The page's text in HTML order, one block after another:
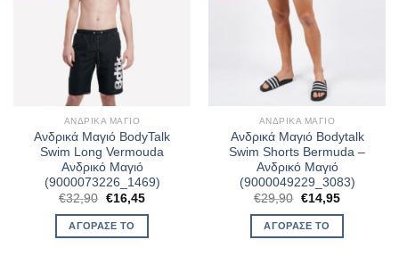
ΑΝΔΡΙΚΆ ΜΑΓΙΌ
Ανδρικά Μαγιό BodyTalk
Swim Long Vermouda
Ανδρικό Μαγιό
(9000073226_1469)
€32,90 Original
was:
€32,90.
€16,45Η
ΑΓΌΡΑΣΈ ΤΟ
ΑΝΔΡΙΚΆ ΜΑΓΙΌ
Ανδρικά Μαγιό Bodytalk
Swim Shorts Bermuda –
Ανδρικό Μαγιό
(9000049229_3083)
€29,90 Original
was:
€29,90.
€14,95Η
ΑΓΌΡΑΣΈ ΤΟ